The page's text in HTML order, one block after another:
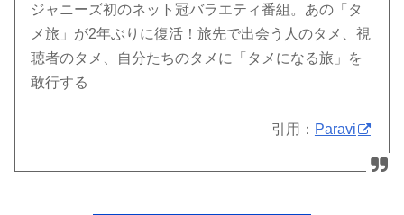
ジャニーズ初のネット冠バラエティ番組。あの「タ
メ旅」が2年ぶりに復活！旅先で出会う人のタメ、視
聴者のタメ、自分たちのタメに「タメになる旅」を
敢行する
引用： Paravi